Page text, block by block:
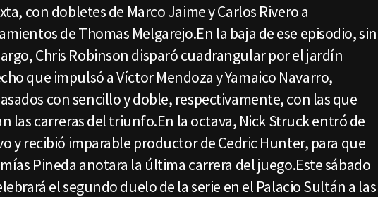
con dobletes de Marco Jaime y Carlos Rivero a
de Thomas Melgarejo.En la baja de ese episodio, sin
Chris Robinson disparó cuadrangular por el jardín
que impulsó a Víctor Mendoza y Yamaico Navarro,
con sencillo y doble, respectivamente, con las que
las carreras del triunfo.En la octava, Nick Struck entró de
y recibió imparable productor de Cedric Hunter, para que
Pineda anotara la última carrera del juego.Este sábado
el segundo duelo de la serie en el Palacio Sultán a las